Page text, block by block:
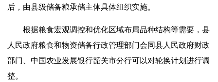
后，由县级储备粮承储主体具体组织实施。
根据粮食宏观调控和优化区域布局品种结构等需要，县
人民政府粮食和物资储备行政管理部门会同县人民政府财政
部门、中国农业发展银行韶关市分行可以对轮换计划进行调
整。